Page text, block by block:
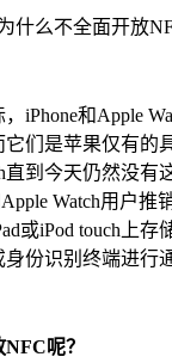
iPhone和Apple
们是苹果仅有的
直到今天仍然没有
Watch用户推
或iPod touch上存
份识别终端进行
呢？